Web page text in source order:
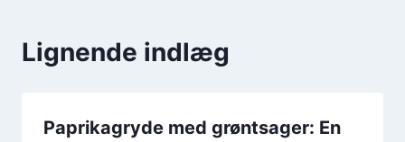
Lignende indlæg
Paprikagryde med grøntsager: En